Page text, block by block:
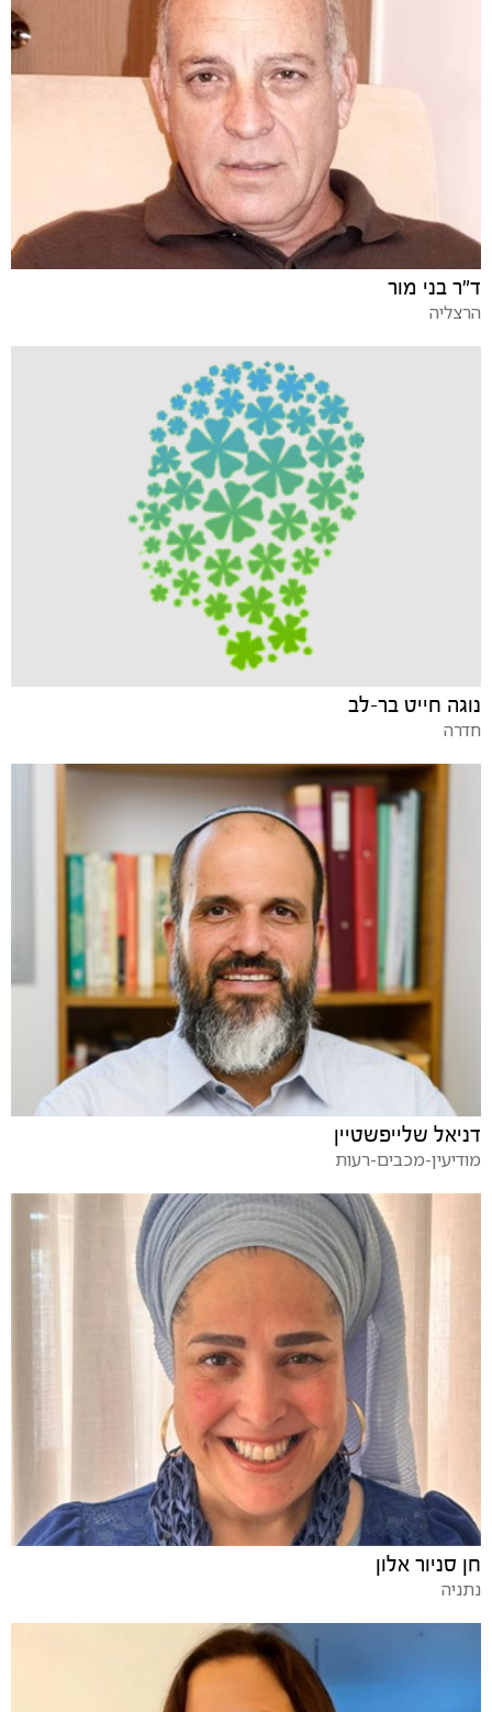
ד"ר בני מור
הרצליה
נוגה חייט בר-לב
חדרה
דניאל שלייפשטיין
מודיעין-מכבים-רעות
חן סניור אלון
נתניה